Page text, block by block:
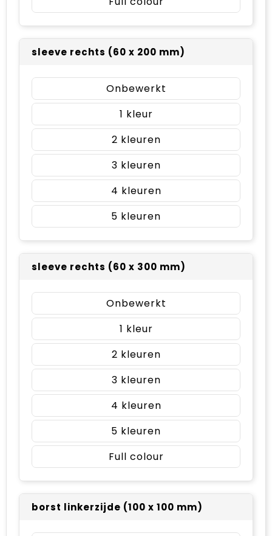
sleeve rechts (60 x 200 mm)
Onbewerkt
1
2
3
4
5
sleeve rechts (60 x 300 mm)
Onbewerkt
1
2
3
4
5
Full colour
borst linkerzijde (100 x 100 mm)